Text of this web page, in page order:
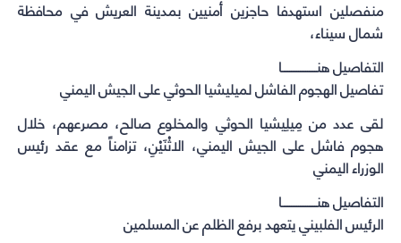
منفصلين استهدفا حاجزين أمنيين بمدينة العريش في محافظة
شمال سيناء،
التفاصيل هنـــــــــــــــــــا
تفاصيل الهجوم الفاشل لميليشيا الحوثي على الجيش اليمني
لقى عدد من مِيلِيشيا الحوثي والمخلوع صالح، مصرعهم، خلال
هجوم فاشل على الجيش اليمني، الاثْنَيْنِ، تزامناً مع عقد رئيس
الوزراء اليمني
التفاصيل هنـــــــــــــــــــا
الرئيس الفلبيني يتعهد برفع الظلم عن المسلمين